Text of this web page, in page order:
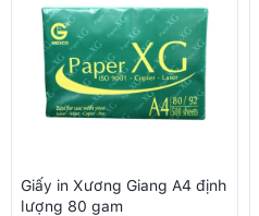
Giấy in Xương Giang A4 định
lượng 80 gam